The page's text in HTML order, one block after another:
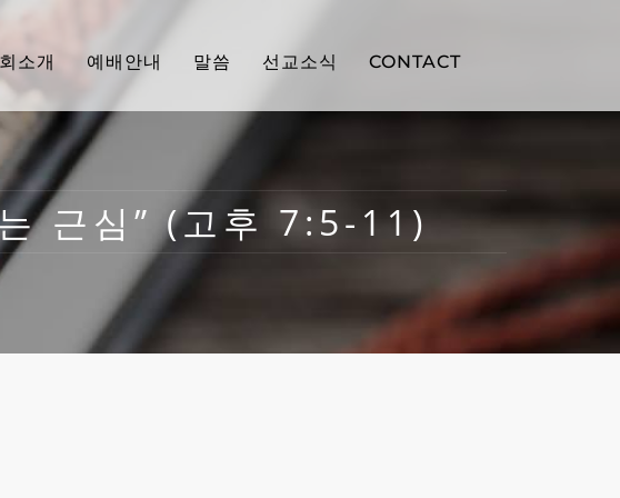
소개 예배안내 말씀 선교소식 CONTACT
근심” (고후 7:5-11)